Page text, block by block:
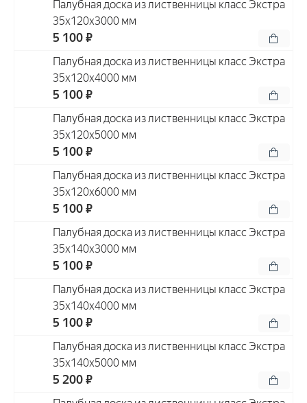
Палубная доска из лиственницы класс Экстра
35x120x3000 мм
5 100 ₽
Палубная доска из лиственницы класс Экстра
35x120x4000 мм
5 100 ₽
Палубная доска из лиственницы класс Экстра
35x120x5000 мм
5 100 ₽
Палубная доска из лиственницы класс Экстра
35x120x6000 мм
5 100 ₽
Палубная доска из лиственницы класс Экстра
35x140x3000 мм
5 100 ₽
Палубная доска из лиственницы класс Экстра
35x140x4000 мм
5 100 ₽
Палубная доска из лиственницы класс Экстра
35x140x5000 мм
5 200 ₽